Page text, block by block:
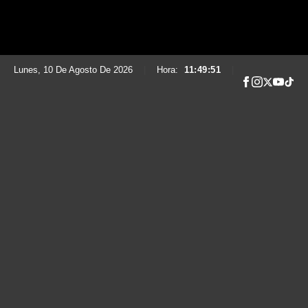
Lunes, 10 De Agosto De 2026 Hora: 11:49:52